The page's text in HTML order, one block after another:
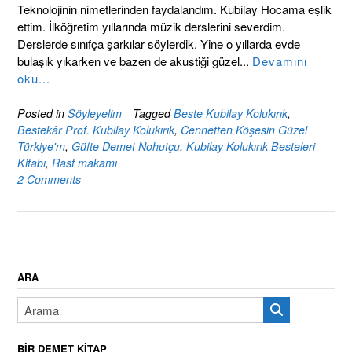
Teknolojinin nimetlerinden faydalandım. Kubilay Hocama eşlik
ettim. İlköğretim yıllarında müzik derslerini severdim.
Derslerde sınıfça şarkılar söylerdik. Yine o yıllarda evde
bulaşık yıkarken ve bazen de akustiği güzel... Devamını
oku...
Posted in Söyleyelim TaggedBeste Kubilay Kolukırık,
Bestekâr Prof. Kubilay Kolukırık, Cennetten Köşesin Güzel
Türkiye'm, Güfte Demet Nohutçu, Kubilay Kolukırık Besteleri
Kitabı, Rast makamı
2 Comments
ARA
BIR DEMET KITAP